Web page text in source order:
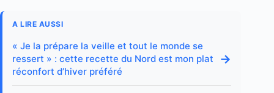
A LIRE AUSSI
« Je la prépare la veille et tout le monde se
ressert » : cette recette du Nord est mon plat
réconfort d’hiver préféré
→